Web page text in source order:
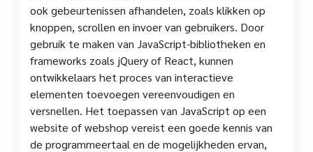
ook gebeurtenissen afhandelen, zoals klikken op
knoppen, scrollen en invoer van gebruikers. Door
gebruik te maken van JavaScript-bibliotheken en
frameworks zoals jQuery of React, kunnen
ontwikkelaars het proces van interactieve
elementen toevoegen vereenvoudigen en
versnellen. Het toepassen van JavaScript op een
website of webshop vereist een goede kennis van
de programmeertaal en de mogelijkheden ervan,